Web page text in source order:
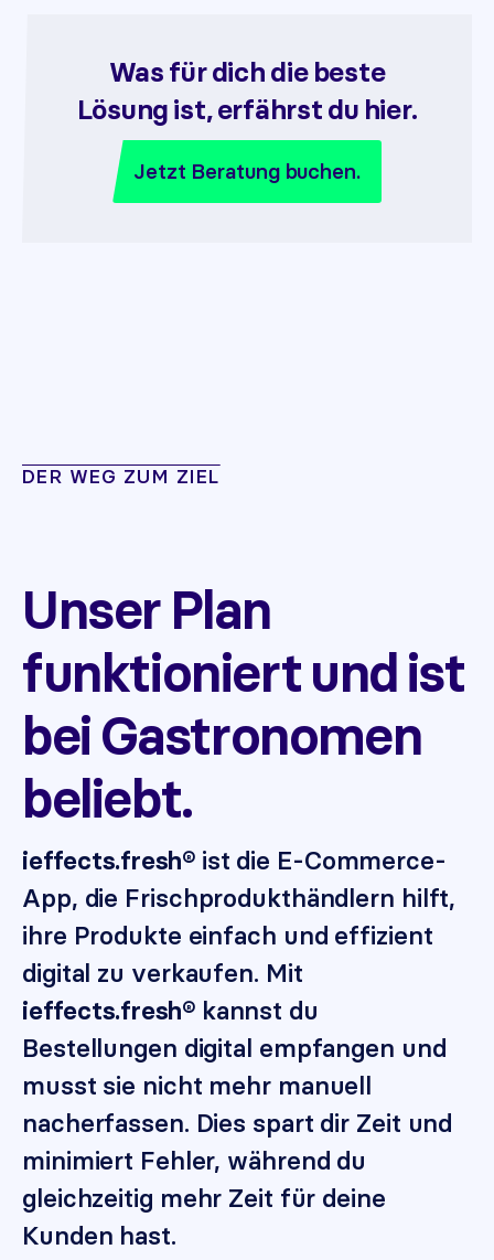
Was für dich die beste
Lösung ist, erfährst du hier.
Jetzt Beratung buchen.
DER WEG ZUM ZIEL
Unser Plan
funktioniert und ist
bei Gastronomen
beliebt.
ieffects.fresh®ist die E-Commerce-
App, die Frischprodukthändlern hilft,
ihre Produkte einfach und effizient
digital zu verkaufen. Mit
ieffects.fresh®kannst du
Bestellungen digital empfangen und
musst sie nicht mehr manuell
nacherfassen. Dies spart dir Zeit und
minimiert Fehler, während du
gleichzeitig mehr Zeit für deine
Kunden hast.